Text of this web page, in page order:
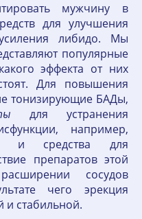
мужчину в
для улучшения
либидо. Мы
популярные
эффекта от них
Для повышения
тонизирующие БАДы,
для устранения
например,
и средства для
препаратов этой
сосудов
чего эрекция
и стабильной.